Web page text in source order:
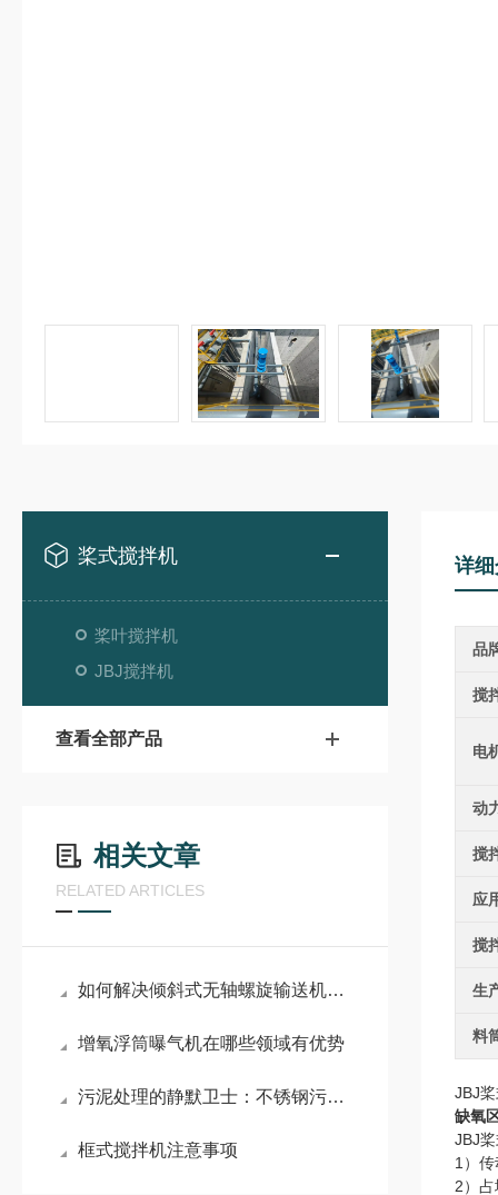
桨式搅拌机
桨叶搅拌机
JBJ搅拌机
查看全部产品
相关文章
RELATED ARTICLES
如何解决倾斜式无轴螺旋输送机的常见故障
增氧浮筒曝气机在哪些领域有优势
污泥处理的静默卫士：不锈钢污泥回流泵
框式搅拌机注意事项
详
品
搅
电
动
搅
应
搅
生
料
JBJ
缺氧
JBJ
1）
2）